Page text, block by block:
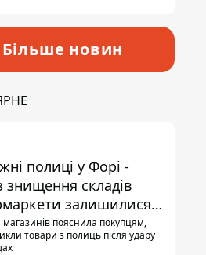
Більше новин
полиці у Форі -
знищення складів
залишилися
пояснила покупцям,
товари з полиць після удару